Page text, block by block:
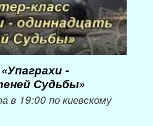
-
Судьбы»
в 19:00 по киевскому